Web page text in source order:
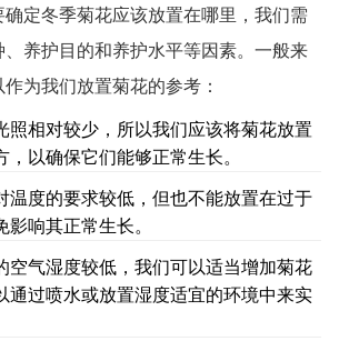
定冬季菊花应该放置在哪里，我们需
养护目的和养护水平等因素。一般来
为我们放置菊花的参考：
照相对较少，所以我们应该将菊花放置
以确保它们能够正常生长。
温度的要求较低，但也不能放置在过于
响其正常生长。
空气湿度较低，我们可以适当增加菊花
通过喷水或放置湿度适宜的环境中来实